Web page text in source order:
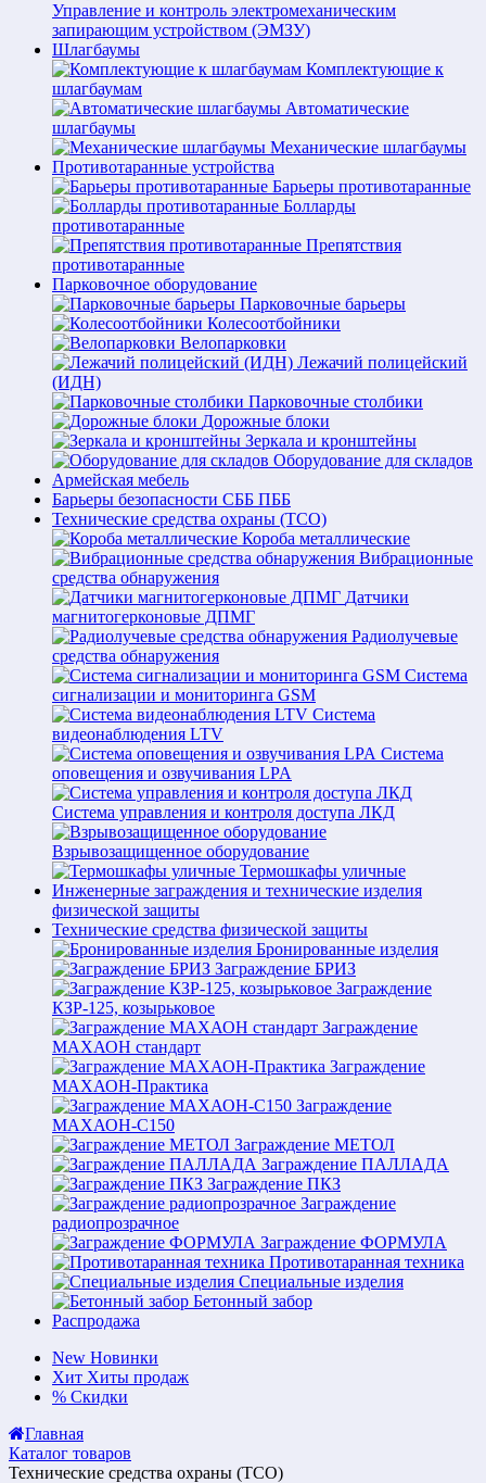
Управление и контроль электромеханическим
запирающим устройством (ЭМЗУ)
Шлагбаумы
Комплектующие к
шлагбаумам
Автоматические
шлагбаумы
Механические шлагбаумы
Противотаранные устройства
Барьеры противотаранные
Болларды
противотаранные
Препятствия
противотаранные
Парковочное оборудование
Парковочные барьеры
Колесоотбойники
Велопарковки
Лежачий полицейский
(ИДН)
Парковочные столбики
Дорожные блоки
Зеркала и кронштейны
Оборудование для складов
Армейская мебель
Барьеры безопасности СББ ПББ
Технические средства охраны (ТСО)
Короба металлические
Вибрационные
средства обнаружения
Датчики
магнитогерконовые ДПМГ
Радиолучевые
средства обнаружения
Система
сигнализации и мониторинга GSM
Система
видеонаблюдения LTV
Система
оповещения и озвучивания LPA
Система управления и контроля доступа ЛКД
Взрывозащищенное оборудование
Термошкафы уличные
Инженерные заграждения и технические изделия
физической защиты
Технические средства физической защиты
Бронированные изделия
Заграждение БРИЗ
Заграждение
КЗР-125, козырьковое
Заграждение
МАХАОН стандарт
Заграждение
МАХАОН-Практика
Заграждение
МАХАОН-С150
Заграждение МЕТОЛ
Заграждение ПАЛЛАДА
Заграждение ПКЗ
Заграждение
радиопрозрачное
Заграждение ФОРМУЛА
Противотаранная техника
Специальные изделия
Бетонный забор
Распродажа
New Новинки
Хит Хиты продаж
% Скидки
Главная
Каталог товаров
Технические средства охраны (ТСО)